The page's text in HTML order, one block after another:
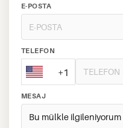
E-POSTA
TELEFON
+1
MESAJ